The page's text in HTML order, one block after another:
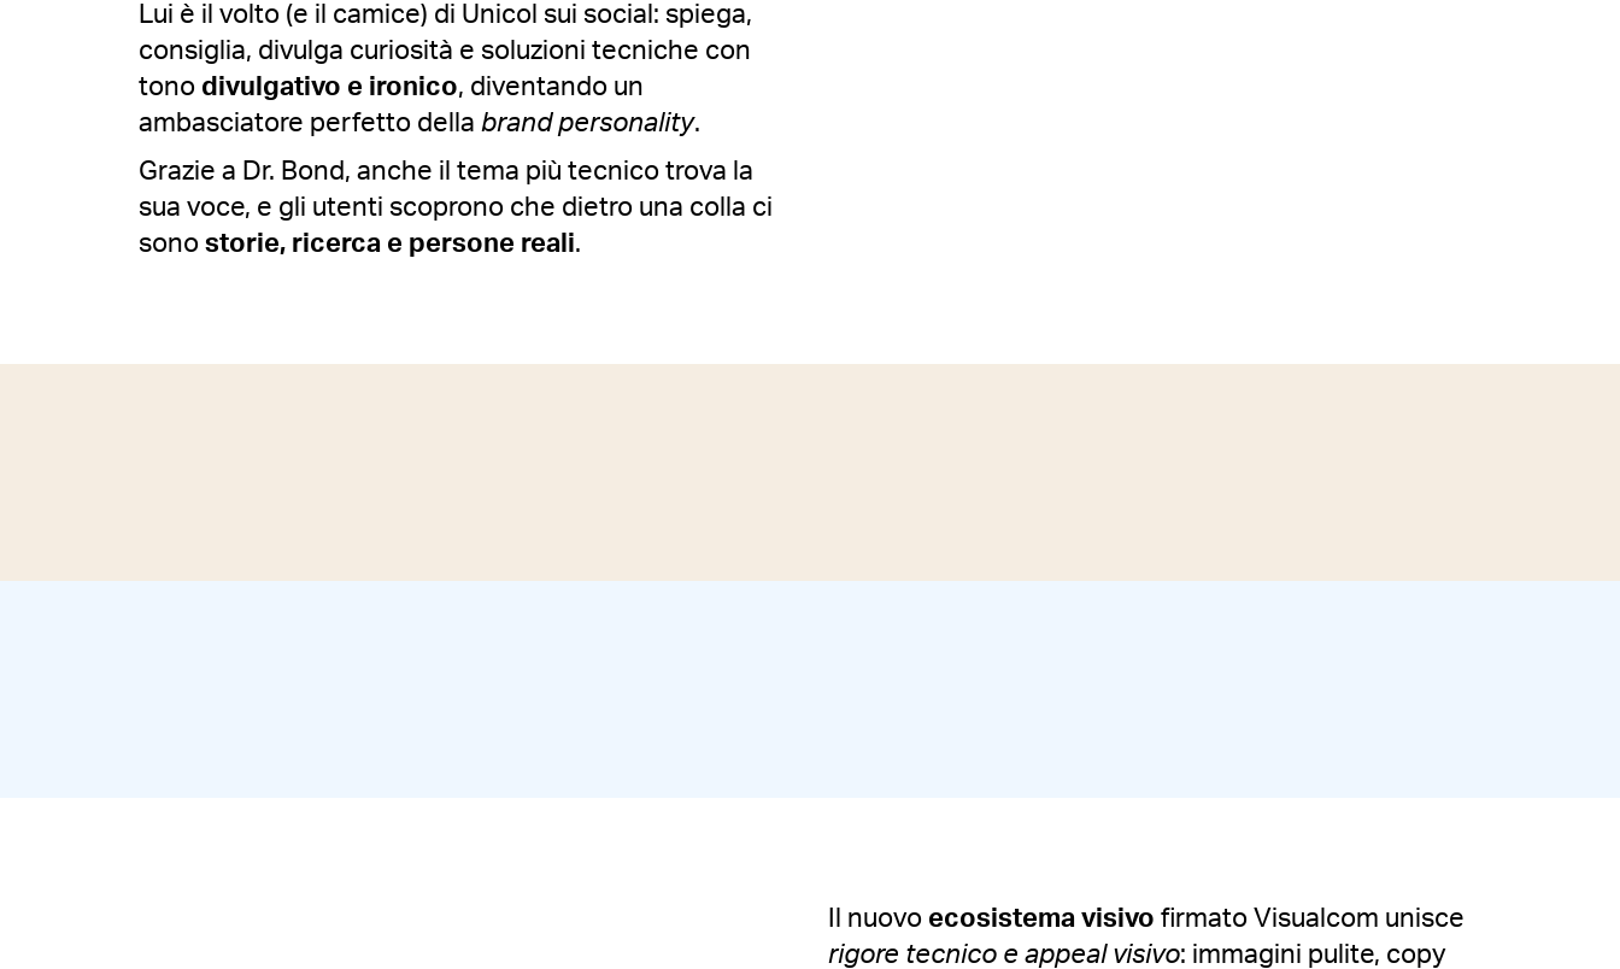
Lui è il volto (e il camice) di Unicol sui social: spiega,
consiglia, divulga curiosità e soluzioni tecniche con
tono divulgativo e ironico, diventando un
ambasciatore perfetto della brand personality.
Grazie a Dr. Bond, anche il tema più tecnico trova la
sua voce, e gli utenti scoprono che dietro una colla ci
sono storie, ricerca e persone reali.
Il nuovo ecosistema visivo firmato Visualcom unisce
rigore tecnico e appeal visivo: immagini pulite, copy